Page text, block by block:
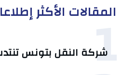
المقالات الأكثر إطلاعا
1
شركة النقل بتونس